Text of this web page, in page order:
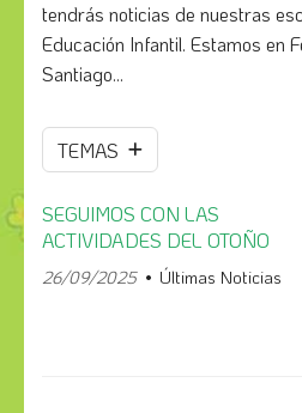
tendrás noticias de nuestras
Educación Infantil. Estamos en
Santiago...
TEMAS
SEGUIMOS CON LAS
ACTIVIDADES DEL OTOÑO
26/09/2025 Últimas Noticias